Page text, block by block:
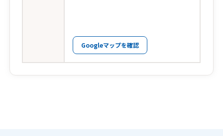
Googleマップを確認